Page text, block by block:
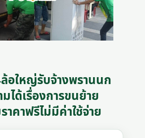
อใหญ่รับจ้างพรานนก
ได้เรื่องการขนย้าย
าคาฟรีไม่มีค่าใช้จ่าย